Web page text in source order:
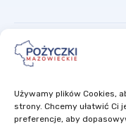
Używamy plików Cookies,
strony. Chcemy ułatwić Ci
preferencje, aby
Mazowiecki Regionalny
100% udziałem